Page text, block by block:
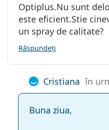
Optiplus.Nu sunt
este eficient.Stie
un spray de calitate?
Răspundeți
Cristiana în
Buna ziua,